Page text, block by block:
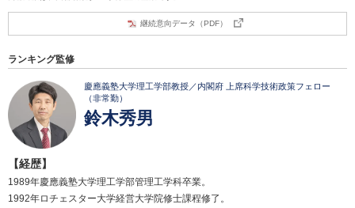
継続意向データ（PDF）
ランキング監修
慶應義塾大学理工学部教授／内閣府 上席科学技術政策フェロー
（非常勤）
鈴木秀男
【経歴】
1989年慶應義塾大学理工学部管理工学科卒業。
1992年ロチェスター大学経営大学院修士課程修了。